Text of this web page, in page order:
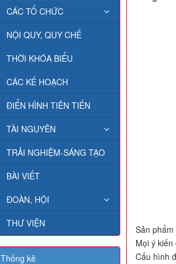
Sản
Mọi ý
Cấu hình
CÁC TỔ CHỨC
NỘI QUY, QUY CHẾ
THỜI KHÓA BIỂU
CÁC KẾ HOẠCH
ĐIỂN HÌNH TIÊN TIẾN
TÀI NGUYÊN
TRẢI NGHIỆM-SÁNG TẠO
BÀI VIẾT
ĐOÀN, HỘI
THƯ VIỆN
Thống kê